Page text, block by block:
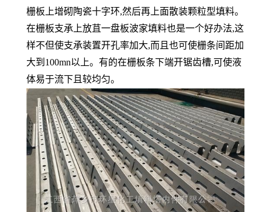
栅板上增砌陶瓷十字环,然后再上面散装颗粒型填料。
在栅板支承上放苴一盘板波家填料也是一个好办法,这
样不但使支承装置开孔率加大,而且也可使栅条间距加
大到100mn以上。有的在栅板条下端开锯齿槽,可使液
体易于流下且较均匀。